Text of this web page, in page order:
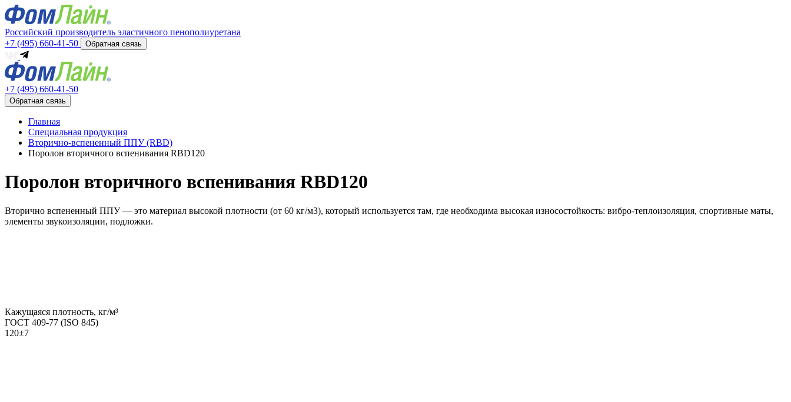
Российский производитель эластичного пенополиуретана
+7 (495) 660-41-50
Обратная связь
+7 (495) 660-41-50
Обратная связь
Главная
Специальная продукция
Вторично-вспененный ППУ (RBD)
Поролон вторичного вспенивания RBD120
Поролон вторичного вспенивания RBD120
Вторично вспененный ППУ — это материал высокой плотности (от 60 кг/м3), который используется там, где необходима высокая износостойкость: вибро-теплоизоляция, спортивные маты,
элементы звукоизоляции, подложки.
Кажущаяся плотность, кг/м³
ГОСТ 409-77 (ISO 845)
120±7